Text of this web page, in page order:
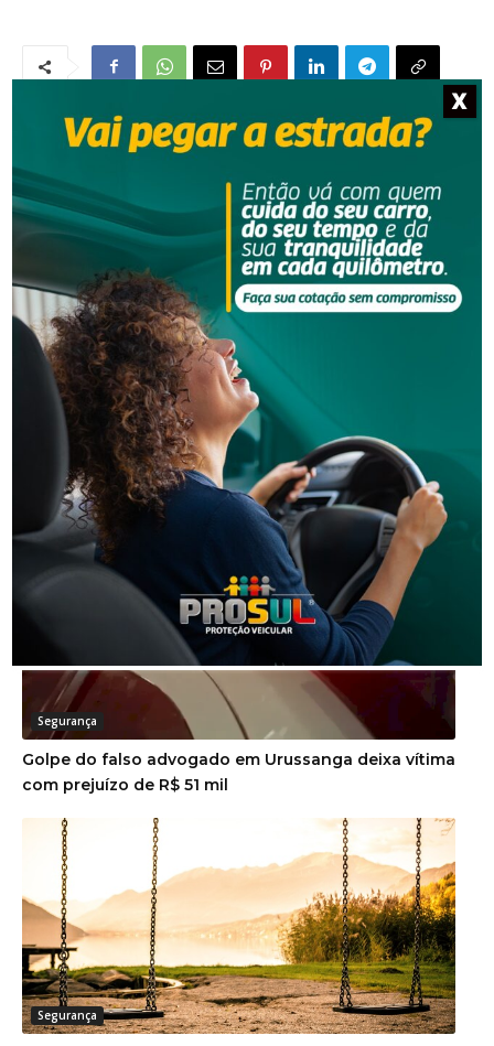
NOTÍCIAS RELACIONADAS
Segurança
Homem é preso por descumprir medida protetiva
em Urussanga
Segurança
Golpe do falso advogado em Urussanga deixa vítima
com prejuízo de R$ 51 mil
Segurança
X